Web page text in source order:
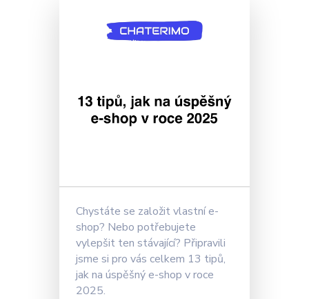
Chystáte se založit vlastní e-
shop? Nebo potřebujete
vylepšit ten stávající? Připravili
jsme si pro vás celkem 13 tipů,
jak na úspěšný e-shop v roce
2025.